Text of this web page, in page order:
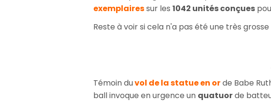
exemplairessur les 1042 unités conçues
Reste à voir si cela n'a pas été une très grosse
Témoin duvol de la statue en orde Babe
ball invoque en urgence un quatuorde